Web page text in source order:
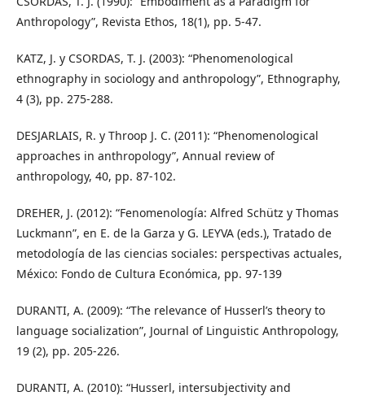
Anthropology”, Revista Ethos, 18(1), pp. 5-47.
KATZ, J. y CSORDAS, T. J. (2003): “Phenomenological
ethnography in sociology and anthropology”, Ethnography,
4 (3), pp. 275-288.
DESJARLAIS, R. y Throop J. C. (2011): “Phenomenological
approaches in anthropology”, Annual review of
anthropology, 40, pp. 87-102.
DREHER, J. (2012): “Fenomenología: Alfred Schütz y Thomas
Luckmann”, en E. de la Garza y G. LEYVA (eds.), Tratado de
metodología de las ciencias sociales: perspectivas actuales,
México: Fondo de Cultura Económica, pp. 97-139
DURANTI, A. (2009): “The relevance of Husserl’s theory to
language socialization”, Journal of Linguistic Anthropology,
19 (2), pp. 205-226.
DURANTI, A. (2010): “Husserl, intersubjectivity and